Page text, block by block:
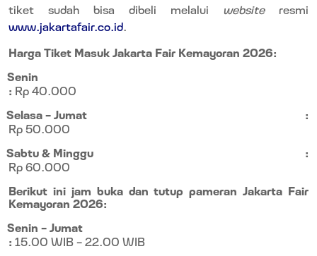
tiket sudah bisa dibeli melalui websiteresmi
www.jakartafair.co.id
Harga Tiket Masuk Jakarta Fair Kemayoran 2026:
Senin
: Rp 40.000
Selasa – Jumat
:
Rp 50.000
Sabtu & Minggu
:
Rp 60.000
Berikut ini jam buka dan tutup pameran Jakarta Fair
Kemayoran 2026:
Senin – Jumat
: 15.00 WIB – 22.00 WIB